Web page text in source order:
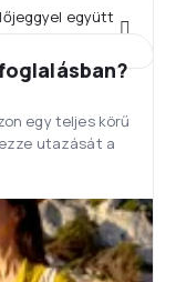
együtt
egy teljes körű
utazását a